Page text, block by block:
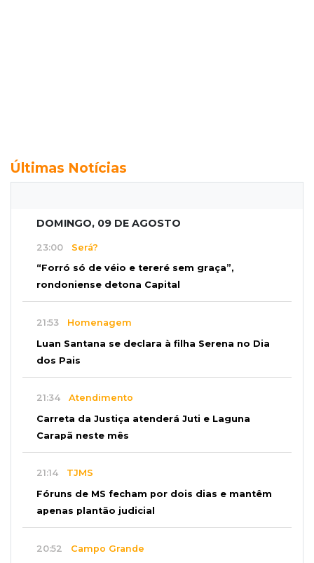
Últimas Notícias
DOMINGO, 09 DE AGOSTO
23:00 Será?
“Forró só de véio e tereré sem graça”,
rondoniense detona Capital
21:53 Homenagem
Luan Santana se declara à filha Serena no Dia
dos Pais
21:34 Atendimento
Carreta da Justiça atenderá Juti e Laguna
Carapã neste mês
21:14 TJMS
Fóruns de MS fecham por dois dias e mantêm
apenas plantão judicial
20:52 Campo Grande